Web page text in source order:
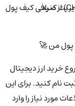
آموزش ثبت نام و خرید ارز دیجیتال چین (CHAIN) از صرافی کیف پول
ارز دیجیتال
نام کنید. برای این
مورد نیاز را وارد
کنید.